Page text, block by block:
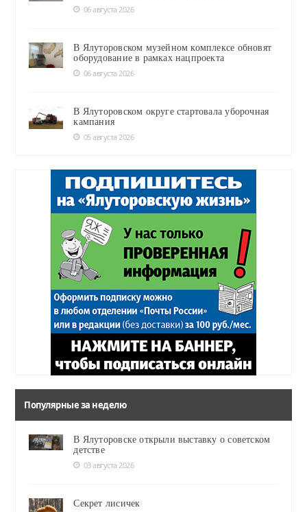
06 августа 2026
В Ялуторовском музейном комплексе обновят
оборудование в рамках нацпроекта
06 августа 2026
В Ялуторовском округе стартовала уборочная
кампания
05 августа 2026
Популярные за неделю
В Ялуторовске открыли выставку о советском
детстве
03 августа 2026
Секрет лисичек